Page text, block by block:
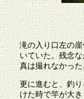
滝の入り口左の
いていた。残念
真は撮れなかった
更に進むと、釣
けた時で竿が大